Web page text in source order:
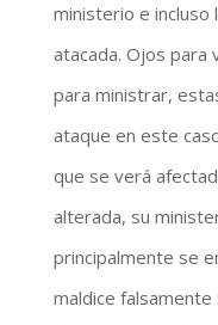
ministerio e incluso
atacada. Ojos para
para ministrar,
ataque en este
que se verá
alterada, su
principalmente se
maldice falsamente